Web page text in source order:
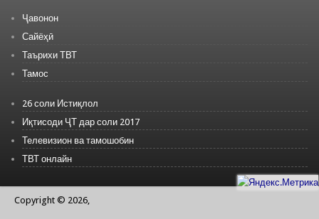
Ҷавонон
Сайёҳӣ
Таърихи ТВТ
Тамос
26 соли Истиқлол
Иқтисоди ҶТ дар соли 2017
Телевизион ва тамошобин
ТВТ онлайн
Copyright © 2026,